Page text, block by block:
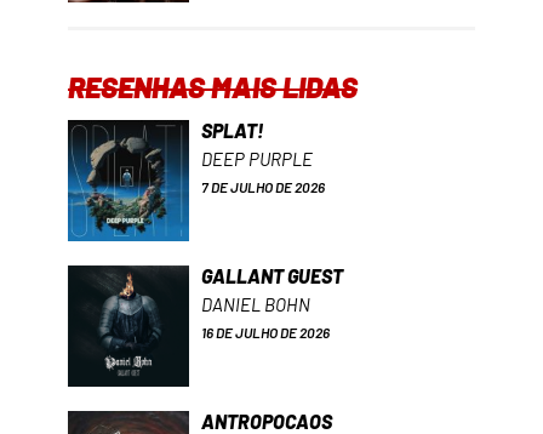
RESENHAS MAIS LIDAS
SPLAT!
DEEP PURPLE
7 DE JULHO DE 2026
GALLANT GUEST
DANIEL BOHN
16 DE JULHO DE 2026
ANTROPOCAOS